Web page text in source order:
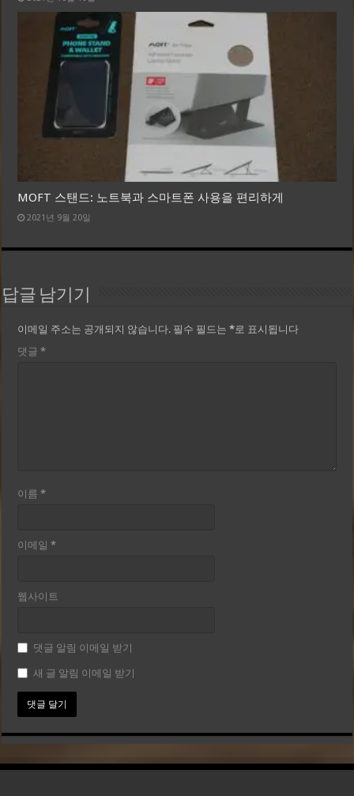
MOFT 스탠드: 노트북과 스마트폰 사용을 편리하게
2021년 9월 20일
답글 남기기
이메일 주소는 공개되지 않습니다. 필수 필드는*로 표시됩니다
댓글*
이름*
이메일*
웹사이트
댓글 알림 이메일 받기
새 글 알림 이메일 받기